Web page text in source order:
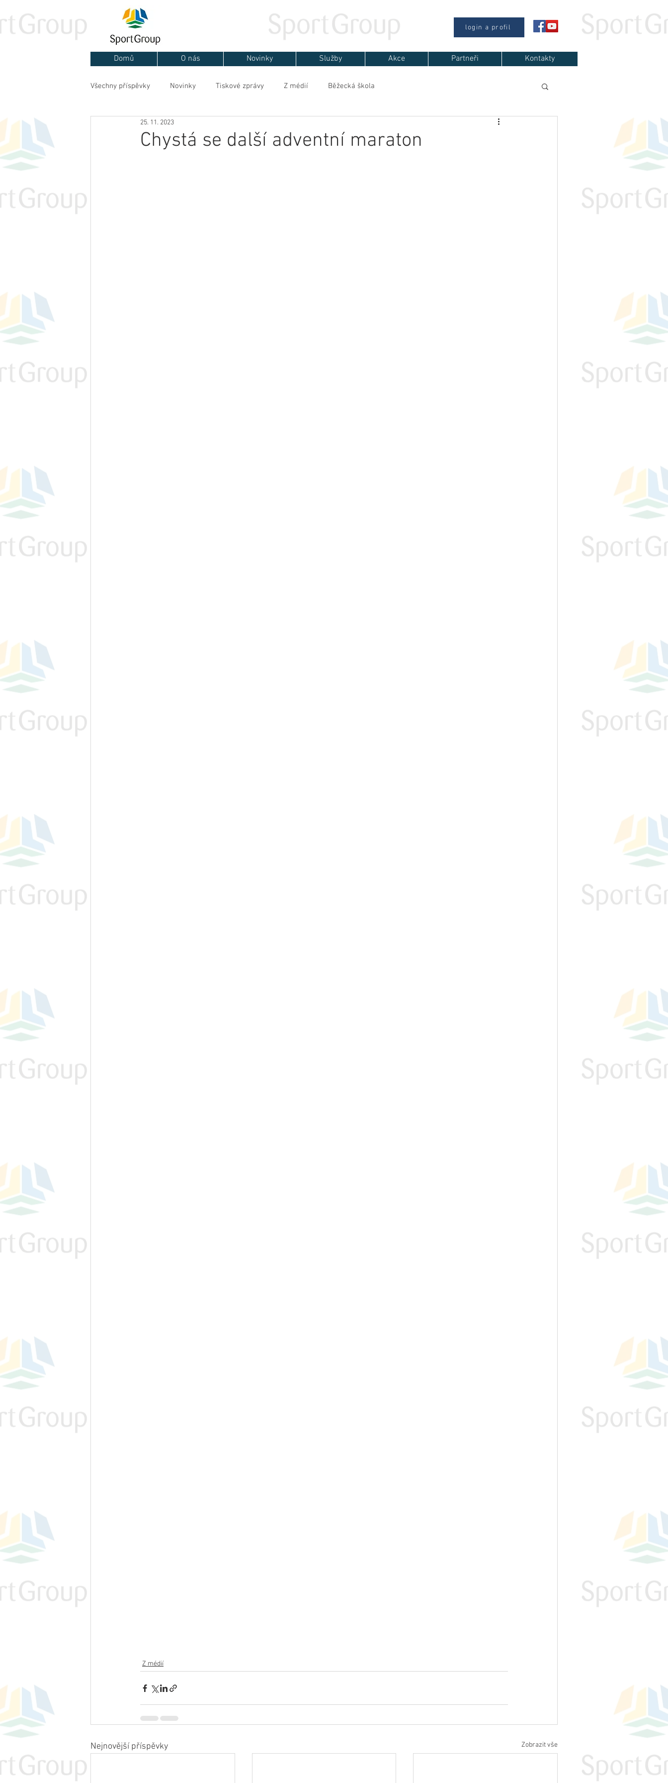
login a profil
Domů O nás Novinky Služby Akce Partneři Kontakty
Všechny příspěvky Novinky Tiskové zprávy Z médií Běžecká škola
Chystá se další adventní maraton
25. 11. 2023
Z médií
Nejnovější příspěvky Zobrazit vše